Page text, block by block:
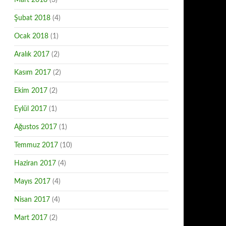
Şubat 2018 (4)
Ocak 2018 (1)
Aralık 2017 (2)
Kasım 2017 (2)
Ekim 2017 (2)
Eylül 2017 (1)
Ağustos 2017 (1)
Temmuz 2017 (10)
Haziran 2017 (4)
Mayıs 2017 (4)
Nisan 2017 (4)
Mart 2017 (2)